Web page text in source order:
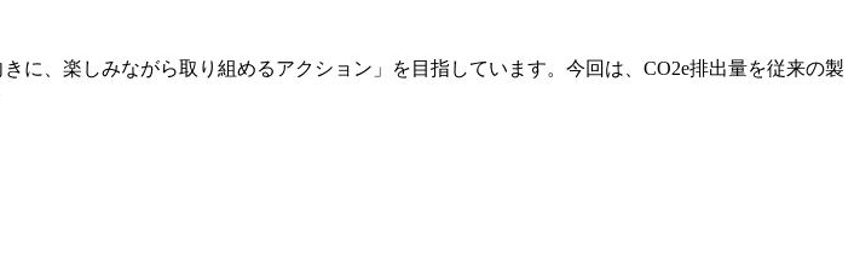
に、楽しみながら取り組めるアクション」を目指しています。今回は、CO2e排出量を従来の製